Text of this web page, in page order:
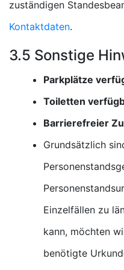
zuständigen
Kontaktdaten.
3.5 Sonstige
Parkplätze
Toiletten
Barrierefreier
Grundsätzlich
Einzelfällen zu
kann, möchten
benötigte